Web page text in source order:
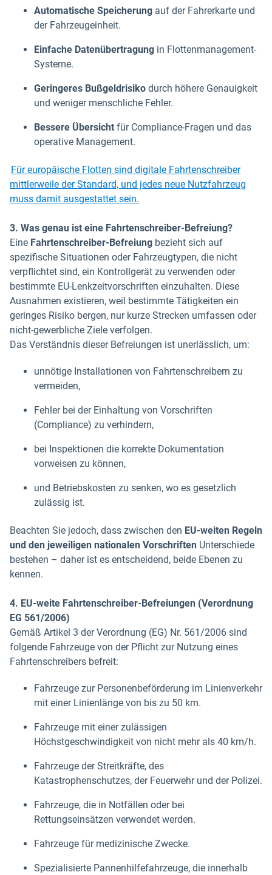
Automatische Speicherung auf der Fahrerkarte und
der Fahrzeugeinheit.
Einfache Datenübertragung in Flottenmanagement-
Systeme.
Geringeres Bußgeldrisiko durch höhere Genauigkeit
und weniger menschliche Fehler.
Bessere Übersicht für Compliance-Fragen und das
operative Management.
Für europäische Flotten sind digitale Fahrtenschreiber
mittlerweile der Standard, und jedes neue Nutzfahrzeug
muss damit ausgestattet sein.
3. Was genau ist eine Fahrtenschreiber-Befreiung?
Eine Fahrtenschreiber-Befreiung bezieht sich auf
spezifische Situationen oder Fahrzeugtypen, die nicht
verpflichtet sind, ein Kontrollgerät zu verwenden oder
bestimmte EU-Lenkzeitvorschriften einzuhalten. Diese
Ausnahmen existieren, weil bestimmte Tätigkeiten ein
geringes Risiko bergen, nur kurze Strecken umfassen oder
nicht-gewerbliche Ziele verfolgen.
Das Verständnis dieser Befreiungen ist unerlässlich, um:
unnötige Installationen von Fahrtenschreibern zu
vermeiden,
Fehler bei der Einhaltung von Vorschriften
(Compliance) zu verhindern,
bei Inspektionen die korrekte Dokumentation
vorweisen zu können,
und Betriebskosten zu senken, wo es gesetzlich
zulässig ist.
Beachten Sie jedoch, dass zwischen den EU-weiten Regeln
und den jeweiligen nationalen Vorschriften Unterschiede
bestehen – daher ist es entscheidend, beide Ebenen zu
kennen.
4. EU-weite Fahrtenschreiber-Befreiungen (Verordnung
EG 561/2006)
Gemäß Artikel 3 der Verordnung (EG) Nr. 561/2006 sind
folgende Fahrzeuge von der Pflicht zur Nutzung eines
Fahrtenschreibers befreit:
Fahrzeuge zur Personenbeförderung im Linienverkehr
mit einer Linienlänge von bis zu 50 km.
Fahrzeuge mit einer zulässigen
Höchstgeschwindigkeit von nicht mehr als 40 km/h.
Fahrzeuge der Streitkräfte, des
Katastrophenschutzes, der Feuerwehr und der Polizei.
Fahrzeuge, die in Notfällen oder bei
Rettungseinsätzen verwendet werden.
Fahrzeuge für medizinische Zwecke.
Spezialisierte Pannenhilfefahrzeuge, die innerhalb